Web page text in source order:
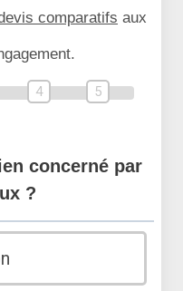
comparatifs aux
4 5
concerné par
?